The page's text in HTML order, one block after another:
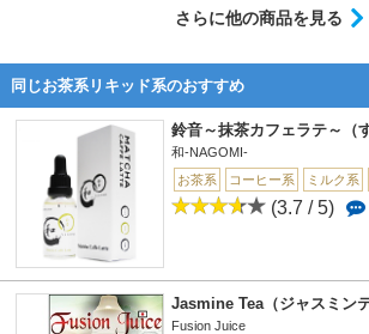
さらに他の商品を見る
同じお茶系リキッド系のおすすめ
鈴音～抹茶カフェラテ～（
和-NAGOMI-
お茶系
コーヒー系 ミルク系
(3.7 / 5)
Jasmine Tea（ジャスミンテ
Fusion Juice